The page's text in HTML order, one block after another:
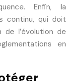
Enfin, la
continu, qui doit
l’évolution de
en